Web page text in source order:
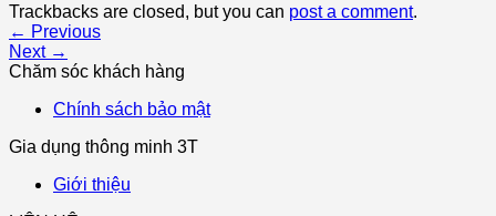
Trackbacks are closed, but you can post a comment.
← Previous
Next →
Chăm sóc khách hàng
Chính sách bảo mật
Gia dụng thông minh 3T
Giới thiệu